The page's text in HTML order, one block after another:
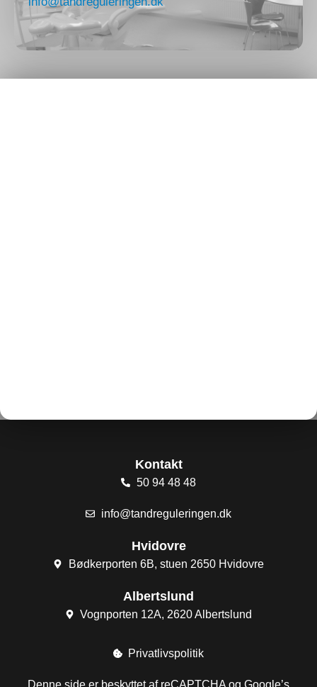
Kontakt
50 94 48 48
info@tandreguleringen.dk
Hvidovre
Bødkerporten 6B, stuen 2650 Hvidovre​
Albertslund
Vognporten 12A, 2620 Albertslund​
Privatlivspolitik
Denne side er beskyttet af reCAPTCHA og Google’s